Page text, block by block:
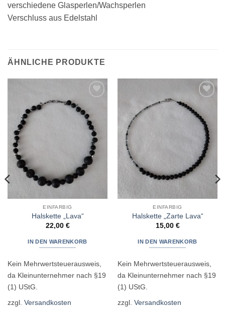
verschiedene Glasperlen/Wachsperlen
Verschluss aus Edelstahl
ÄHNLICHE PRODUKTE
Wunschliste
hinzufügen
EINFARBIG
Halskette „Lava“
22,00 €
IN DEN WARENKORB
Kein Mehrwertsteuerausweis,
da Kleinunternehmer nach §19
(1) UStG.
zzgl. Versandkosten
Zur
Wunschliste
hinzufügen
EINFARBIG
Halskette „Zarte Lava“
15,00 €
IN DEN WARENKORB
Kein Mehrwertsteuerausweis,
da Kleinunternehmer nach §19
(1) UStG.
zzgl. Versandkosten